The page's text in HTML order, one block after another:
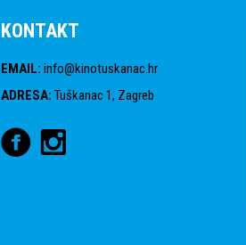
KONTAKT
EMAIL: info@kinotuskanac.hr
ADRESA: Tuškanac 1, Zagreb